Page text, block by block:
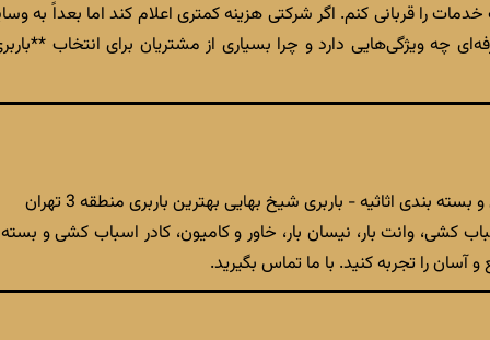
را قربانی کنم. اگر شرکتی هزینه کمتری اعلام کند اما بعداً به
چه ویژگی‌هایی دارد و چرا بسیاری از مشتریان برای انتخاب
اثاثیه - باربری شیخ بهایی بهترین باربری منطقه 3 تهران
کشی، وانت بار، نیسان بار، خاور و کامیون، کادر اسباب کشی و بسته
را تجربه کنید. با ما تماس بگیرید.